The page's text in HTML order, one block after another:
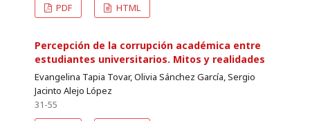
PDF
HTML
Percepción de la corrupción académica entre
estudiantes universitarios. Mitos y realidades
Evangelina Tapia Tovar, Olivia Sánchez García, Sergio
Jacinto Alejo López
31-55